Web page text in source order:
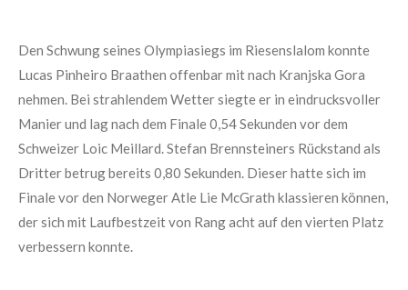
Den Schwung seines Olympiasiegs im Riesenslalom konnte
Lucas Pinheiro Braathen offenbar mit nach Kranjska Gora
nehmen. Bei strahlendem Wetter siegte er in eindrucksvoller
Manier und lag nach dem Finale 0,54 Sekunden vor dem
Schweizer Loic Meillard. Stefan Brennsteiners Rückstand als
Dritter betrug bereits 0,80 Sekunden. Dieser hatte sich im
Finale vor den Norweger Atle Lie McGrath klassieren können,
der sich mit Laufbestzeit von Rang acht auf den vierten Platz
verbessern konnte.